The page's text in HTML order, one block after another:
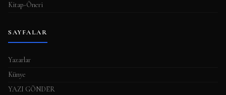
Kitap-Öneri
SAYFALAR
Yazarlar
Künye
YAZI GÖNDER